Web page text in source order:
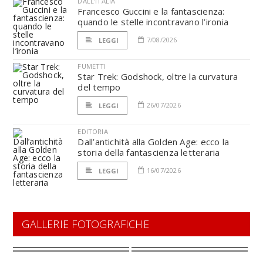
Francesco Guccini e la fantascienza:
quando le stelle incontravano l’ironia
LEGGI 7/08/2026
FUMETTI
Star Trek: Godshock, oltre la curvatura
del tempo
LEGGI 26/07/2026
EDITORIA
Dall’antichità alla Golden Age: ecco la
storia della fantascienza letteraria
LEGGI 16/07/2026
GALLERIE FOTOGRAFICHE